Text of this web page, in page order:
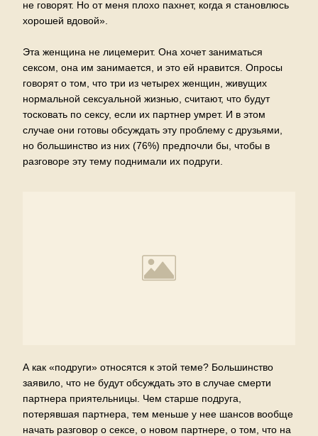
не говорят. Но от меня плохо пахнет, когда я становлюсь
хорошей вдовой».
Эта женщина не лицемерит. Она хочет заниматься
сексом, она им занимается, и это ей нравится. Опросы
говорят о том, что три из четырех женщин, живущих
нормальной сексуальной жизнью, считают, что будут
тосковать по сексу, если их партнер умрет. И в этом
случае они готовы обсуждать эту проблему с друзьями,
но большинство из них (76%) предпочли бы, чтобы в
разговоре эту тему поднимали их подруги.
А как «подруги» относятся к этой теме? Большинство
заявило, что не будут обсуждать это в случае смерти
партнера приятельницы. Чем старше подруга,
потерявшая партнера, тем меньше у нее шансов вообще
начать разговор о сексе, о новом партнере, о том, что на